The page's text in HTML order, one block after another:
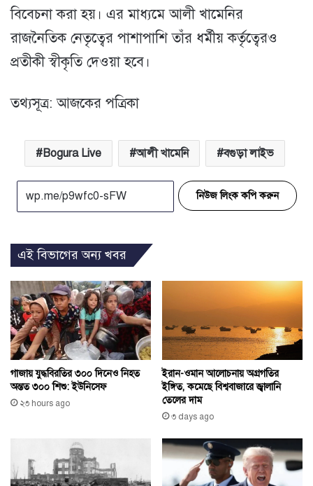
বিবেচনা করা হয়। এর মাধ্যমে আলী খামেনির
রাজনৈতিক নেতৃত্বের পাশাপাশি তাঁর ধর্মীয় কর্তৃত্বেরও
প্রতীকী স্বীকৃতি দেওয়া হবে।
তথ্যসূত্র: আজকের পত্রিকা
Bogura Live আলী খামেনি বগুড়া লাইভ
নিউজ লিংক কপি করুন
এই বিভাগের অন্য খবর
গাজায় যুদ্ধবিরতির ৩০০ দিনেও নিহত
অন্তত ৩০০ শিশু: ইউনিসেফ
২৩ hours ago
ইরান-ওমান আলোচনায় অগ্রগতির
ইঙ্গিত, কমেছে বিশ্ববাজারে জ্বালানি
তেলের দাম
৩ days ago